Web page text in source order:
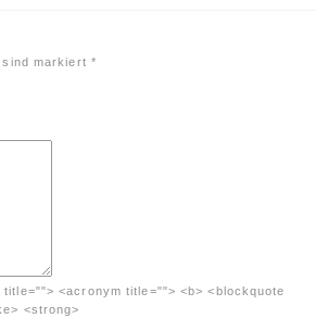
markiert *
<acronym title=""> <b> <blockquote
<strong>